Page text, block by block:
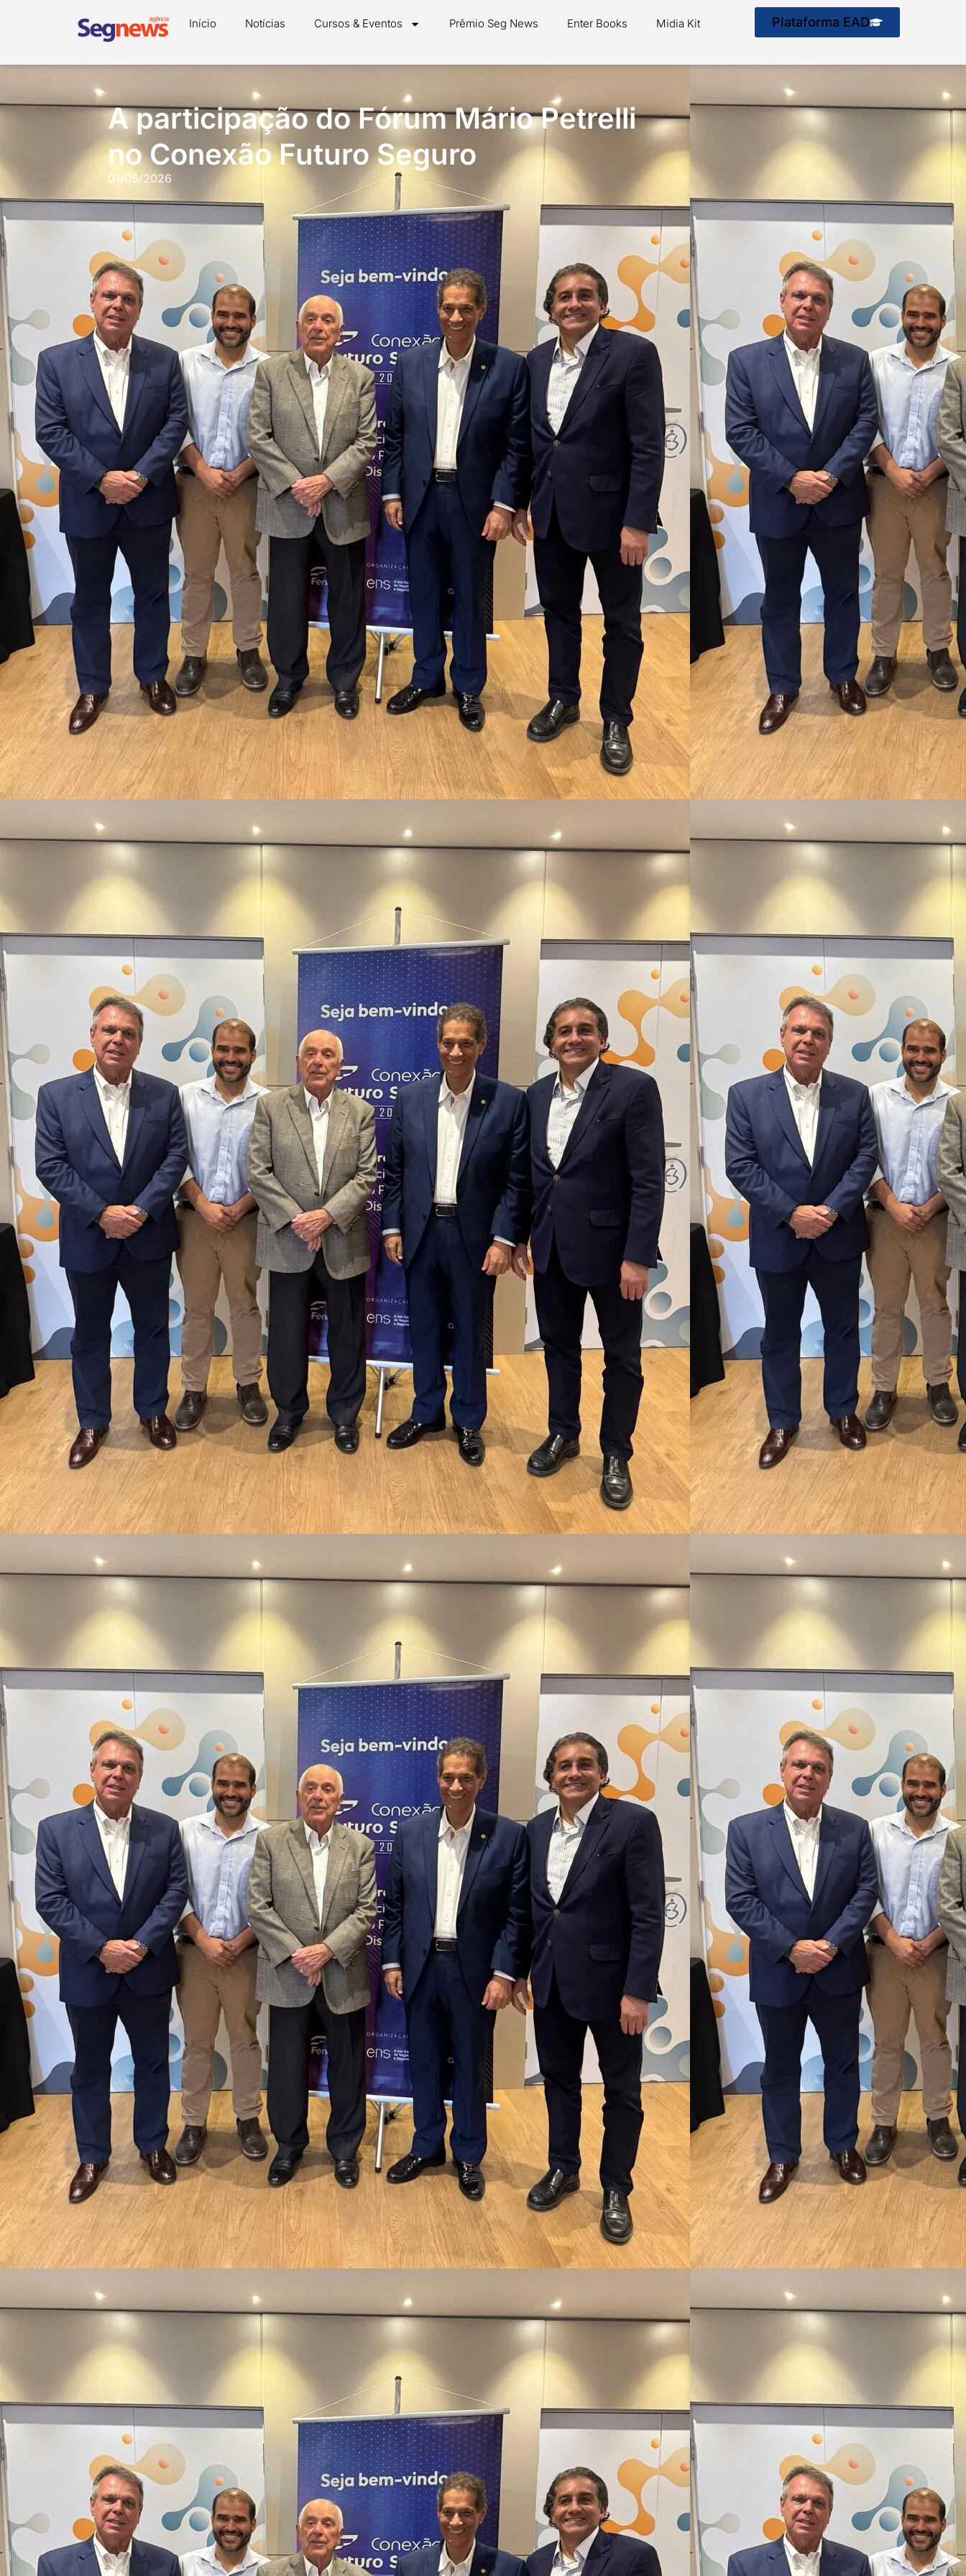
Início Notícias Cursos & Eventos Prêmio Seg News Enter Books Midia Kit Plataforma EAD
A participação do Fórum Mário Petrelli
no Conexão Futuro Seguro
01/06/2026